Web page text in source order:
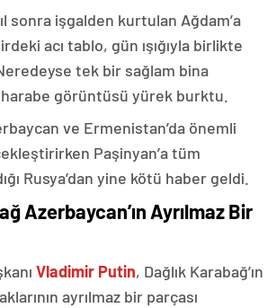
sonra işgalden kurtulan Ağdam’a
acı tablo, gün ışığıyla birlikte
tek bir sağlam bina
görüntüsü yürek burktu.
ve Ermenistan’da önemli
Paşinyan’a tüm
Rusya’dan yine kötü haber geldi.
Azerbaycan’ın Ayrılmaz Bir
Vladimir Putin, Dağlık Karabağ’ın
ayrılmaz bir parçası